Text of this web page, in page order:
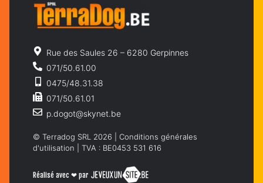
Rue des Saules 26 – 6280 Gerpinnes
071/50.61.00
0475/48.31.38
071/50.61.01
p.dogot@skynet.be
© Terradog SRL 2026 | Conditions générales
d'utilisation | TVA : BE0453 531 616
Réalisé avec ❤ par